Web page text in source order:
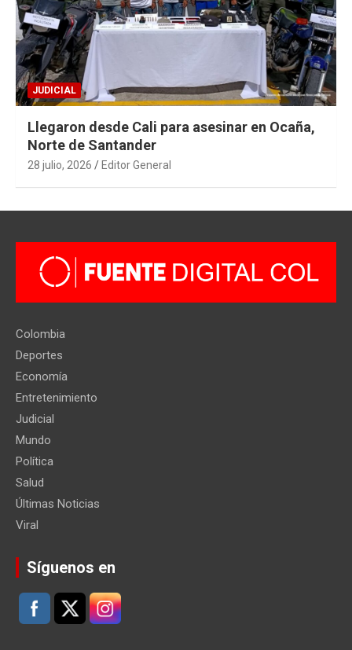
JUDICIAL
Llegaron desde Cali para asesinar en Ocaña,
Norte de Santander
28 julio, 2026 Editor General
Colombia
Deportes
Economía
Entretenimiento
Judicial
Mundo
Política
Salud
Últimas Noticias
Viral
Síguenos en